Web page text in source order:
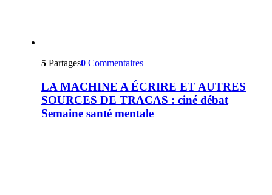
5 Partages0 Commentaires
LA MACHINE A ÉCRIRE ET AUTRES
SOURCES DE TRACAS : ciné débat
Semaine santé mentale